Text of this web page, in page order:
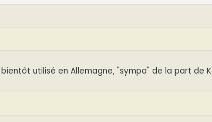
utilisé en Allemagne, "sympa" de la part de